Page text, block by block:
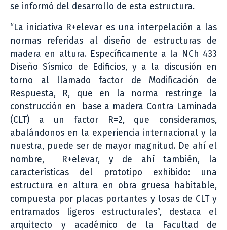
se informó del desarrollo de esta estructura.
“La iniciativa R+elevar es una interpelación a las
normas referidas al diseño de estructuras de
madera en altura. Específicamente a la NCh 433
Diseño Sísmico de Edificios, y a la discusión en
torno al llamado factor de Modificación de
Respuesta, R, que en la norma restringe la
construcción en base a madera Contra Laminada
(CLT) a un factor R=2, que consideramos,
abalándonos en la experiencia internacional y la
nuestra, puede ser de mayor magnitud. De ahí el
nombre, R+elevar, y de ahí también, la
características del prototipo exhibido: una
estructura en altura en obra gruesa habitable,
compuesta por placas portantes y losas de CLT y
entramados ligeros estructurales”, destaca el
arquitecto y académico de la Facultad de